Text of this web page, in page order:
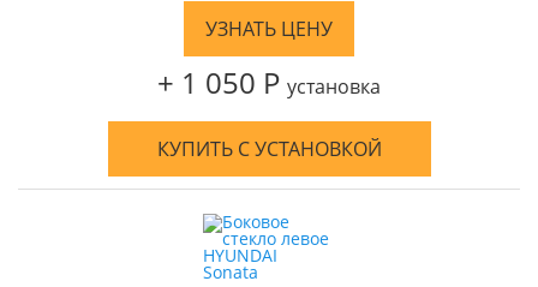
УЗНАТЬ ЦЕНУ
+ 1 050 Р установка
КУПИТЬ С УСТАНОВКОЙ